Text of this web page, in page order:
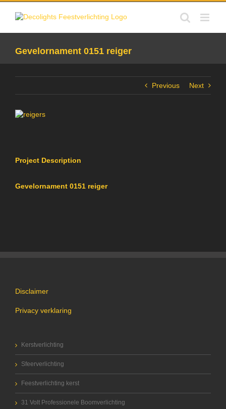
Skip
Gevelornament 0151 reiger
Previous Next
View
Project Description
Gevelornament 0151 reiger
Disclaimer
Privacy verklaring
Kerstverlichting
Sfeerverlichting
Feestverlichting kerst
31 Volt Professionele Boomverlichting